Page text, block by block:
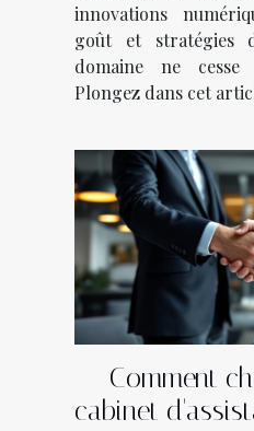
innovations
goût et stratégies
domaine ne
Plongez dans cet
Comment
cabinet